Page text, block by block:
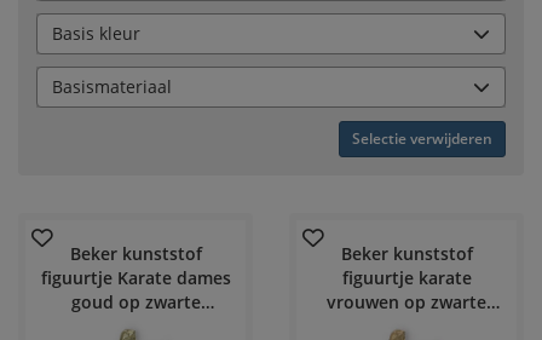
Basis kleur
Basismateriaal
Selectie verwijderen
Beker kunststof
figuurtje Karate dames
goud op zwarte
marmeren voet
Beker kunststof
figuurtje karate
vrouwen op zwarte
marmeren voet